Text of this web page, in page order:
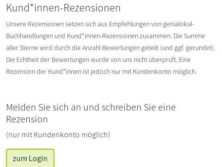
Kund*innen-Rezensionen
Unsere Rezensionen setzen sich aus Empfehlungen von genialokal-
Buchhandlungen und Kund*innen-Rezensionen zusammen. Die Summe
aller Sterne wird durch die Anzahl Bewertungen geteilt (und ggf. gerundet).
Die Echtheit der Bewertungen wurde von uns nicht überprüft. Eine
Rezension der Kund*innen ist jedoch nur mit Kundenkonto möglich.
Melden Sie sich an und schreiben Sie eine
Rezension
(nur mit Kundenkonto möglich)
zum Login